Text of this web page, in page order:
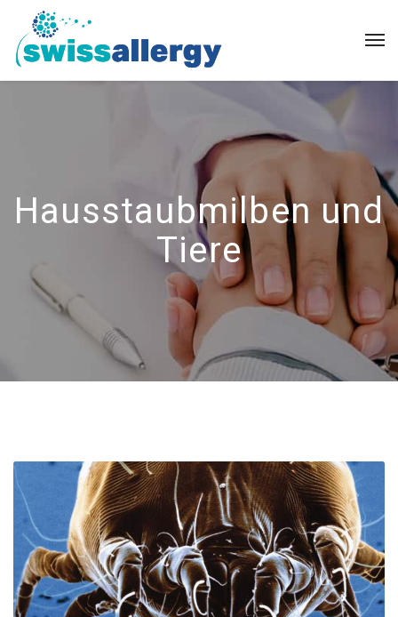
Hausstaubmilben und
Tiere